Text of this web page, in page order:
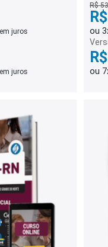
juros
juros
R$
ou
ou